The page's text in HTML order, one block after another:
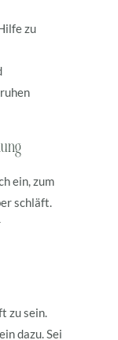
zu
ein, zum
schläft.
zu sein.
dazu. Sei